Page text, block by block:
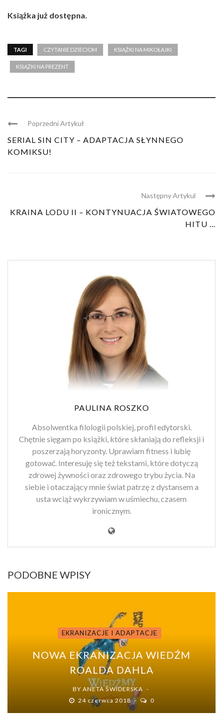
Książka już dostępna.
TAGI CZYTANIE DZIECIOM KSIĄŻKI NA MIKOŁAJKI
KSIĄŻKI NA PREZENT
Poprzedni Artykuł
SERIAL SIN CITY – ADAPTACJA SŁYNNEGO
KOMIKSU!
Następny Artykul
KRAINA LODU II – KONTYNUACJA ŚWIATOWEGO
HITU ...
PAULINA ROSZKO
Absolwentka filologii polskiej, profil edytorski.
Chętnie sięgam po książki, które skłaniają do refleksji i
poszerzają horyzonty. Uprawiam fitness i lubię
gotować. Interesuję się też tekstami, które dotyczą
zdrowej żywności oraz zdrowego trybu życia. Na
siebie i otaczający mnie świat patrzę z dystansem a
usta wciąż wykrzywiam w uśmiechu, czasem
ironicznym.
PODOBNE WPISY
EKRANIZACJE I ADAPTACJE
NOWA EKRANIZACJA WIEDŹM
ROALDA DAHLA
BY ANETA ŚWIDERSKA
24 czerwca 2018
0